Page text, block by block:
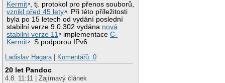
Kermit , tj. protokol pro přenos souborů,
vznikl před 45 lety . Při této příležitosti
byla po 15 letech od vydání poslední
stabilní verze 9.0.302 vydána nová
stabilní verze 11
implementaceC-
Kermit . S podporou IPv6.
Ladislav Hagara | Komentářů: 0
20 let Pandoc
4.8. 11:11 | Zajímavý článek